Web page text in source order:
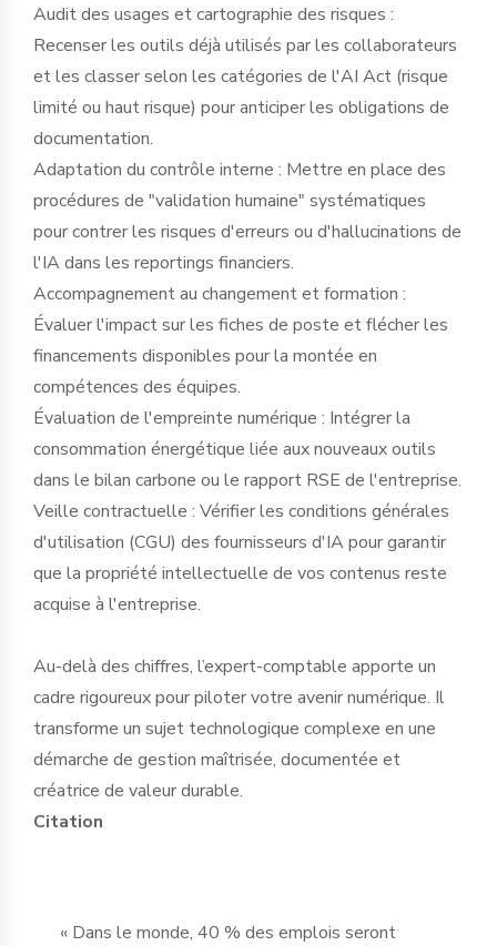
Audit des usages et cartographie des risques :
Recenser les outils déjà utilisés par les collaborateurs
et les classer selon les catégories de l'AI Act (risque
limité ou haut risque) pour anticiper les obligations de
documentation.
Adaptation du contrôle interne : Mettre en place des
procédures de "validation humaine" systématiques
pour contrer les risques d'erreurs ou d'hallucinations de
l'IA dans les reportings financiers.
Accompagnement au changement et formation :
Évaluer l'impact sur les fiches de poste et flécher les
financements disponibles pour la montée en
compétences des équipes.
Évaluation de l'empreinte numérique : Intégrer la
consommation énergétique liée aux nouveaux outils
dans le bilan carbone ou le rapport RSE de l'entreprise.
Veille contractuelle : Vérifier les conditions générales
d'utilisation (CGU) des fournisseurs d'IA pour garantir
que la propriété intellectuelle de vos contenus reste
acquise à l'entreprise.
Au-delà des chiffres, l’expert-comptable apporte un
cadre rigoureux pour piloter votre avenir numérique. Il
transforme un sujet technologique complexe en une
démarche de gestion maîtrisée, documentée et
créatrice de valeur durable.
Citation
« Dans le monde, 40 % des emplois seront